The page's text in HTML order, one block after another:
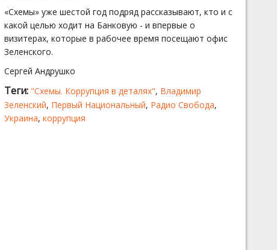
«Схемы» уже шестой год подряд рассказывают, кто и с
какой целью ходит на Банковую - и впервые о
визитерах, которые в рабочее время посещают офис
Зеленского.
Сергей Андрушко
Теги: "Схемы. Коррупция в деталях", Владимир
Зеленский, Первый Национальный, Радио Свобода,
Украина, коррупция